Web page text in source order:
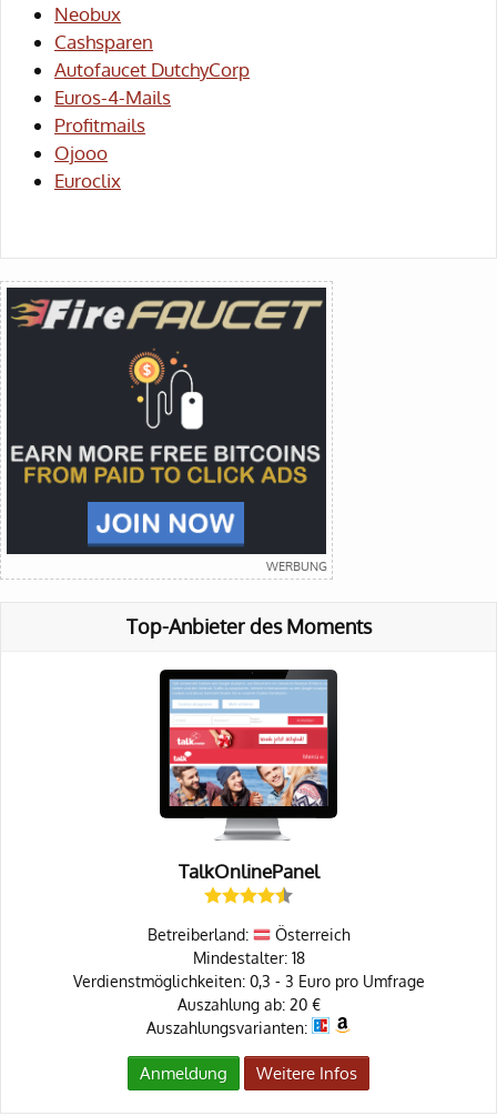
Neobux
Cashsparen
Autofaucet DutchyCorp
Euros-4-Mails
Profitmails
Ojooo
Euroclix
Top-Anbieter des Moments
TalkOnlinePanel
Betreiberland:
Österreich
Mindestalter: 18
Verdienstmöglichkeiten: 0,3 - 3 Euro pro Umfrage
Auszahlung ab: 20 €
Auszahlungsvarianten:
Anmeldung Weitere Infos